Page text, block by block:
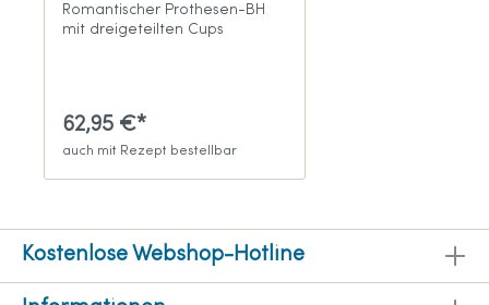
Romantischer Prothesen-BH
mit dreigeteilten Cups
62,95 €*
auch mit Rezept bestellbar
Kostenlose Webshop-Hotline